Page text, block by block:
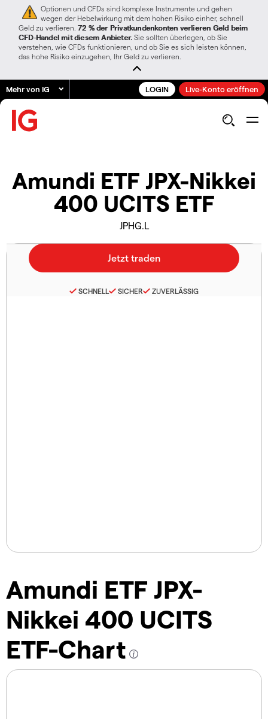
Optionen und CFDs sind komplexe Instrumente und gehen
wegen der Hebelwirkung mit dem hohen Risiko einher, schnell
Geld zu verlieren. 72 % der Privatkundenkonten verlieren Geld beim
CFD-Handel mit diesem Anbieter. Sie sollten überlegen, ob Sie
verstehen, wie CFDs funktionieren, und ob Sie es sich leisten können,
das hohe Risiko einzugehen, Ihr Geld zu verlieren.
Mehr von IG LOGIN Live-Konto eröffnen
Amundi ETF JPX-Nikkei
400 UCITS ETF
JPHG.L
Amundi ETF JPX-
Nikkei 400 UCITS
ETF-Chart
SCHNELL SICHER ZUVERLÄSSIG